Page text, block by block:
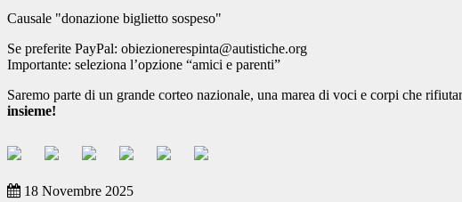
Causale "donazione biglietto sospeso"
Se preferite PayPal: obiezionerespinta@autistiche.org
Importante: seleziona l’opzione “amici e parenti”
Saremo parte di un grande corteo nazionale, una marea di voci e corpi che
insieme!
18 Novembre 2025